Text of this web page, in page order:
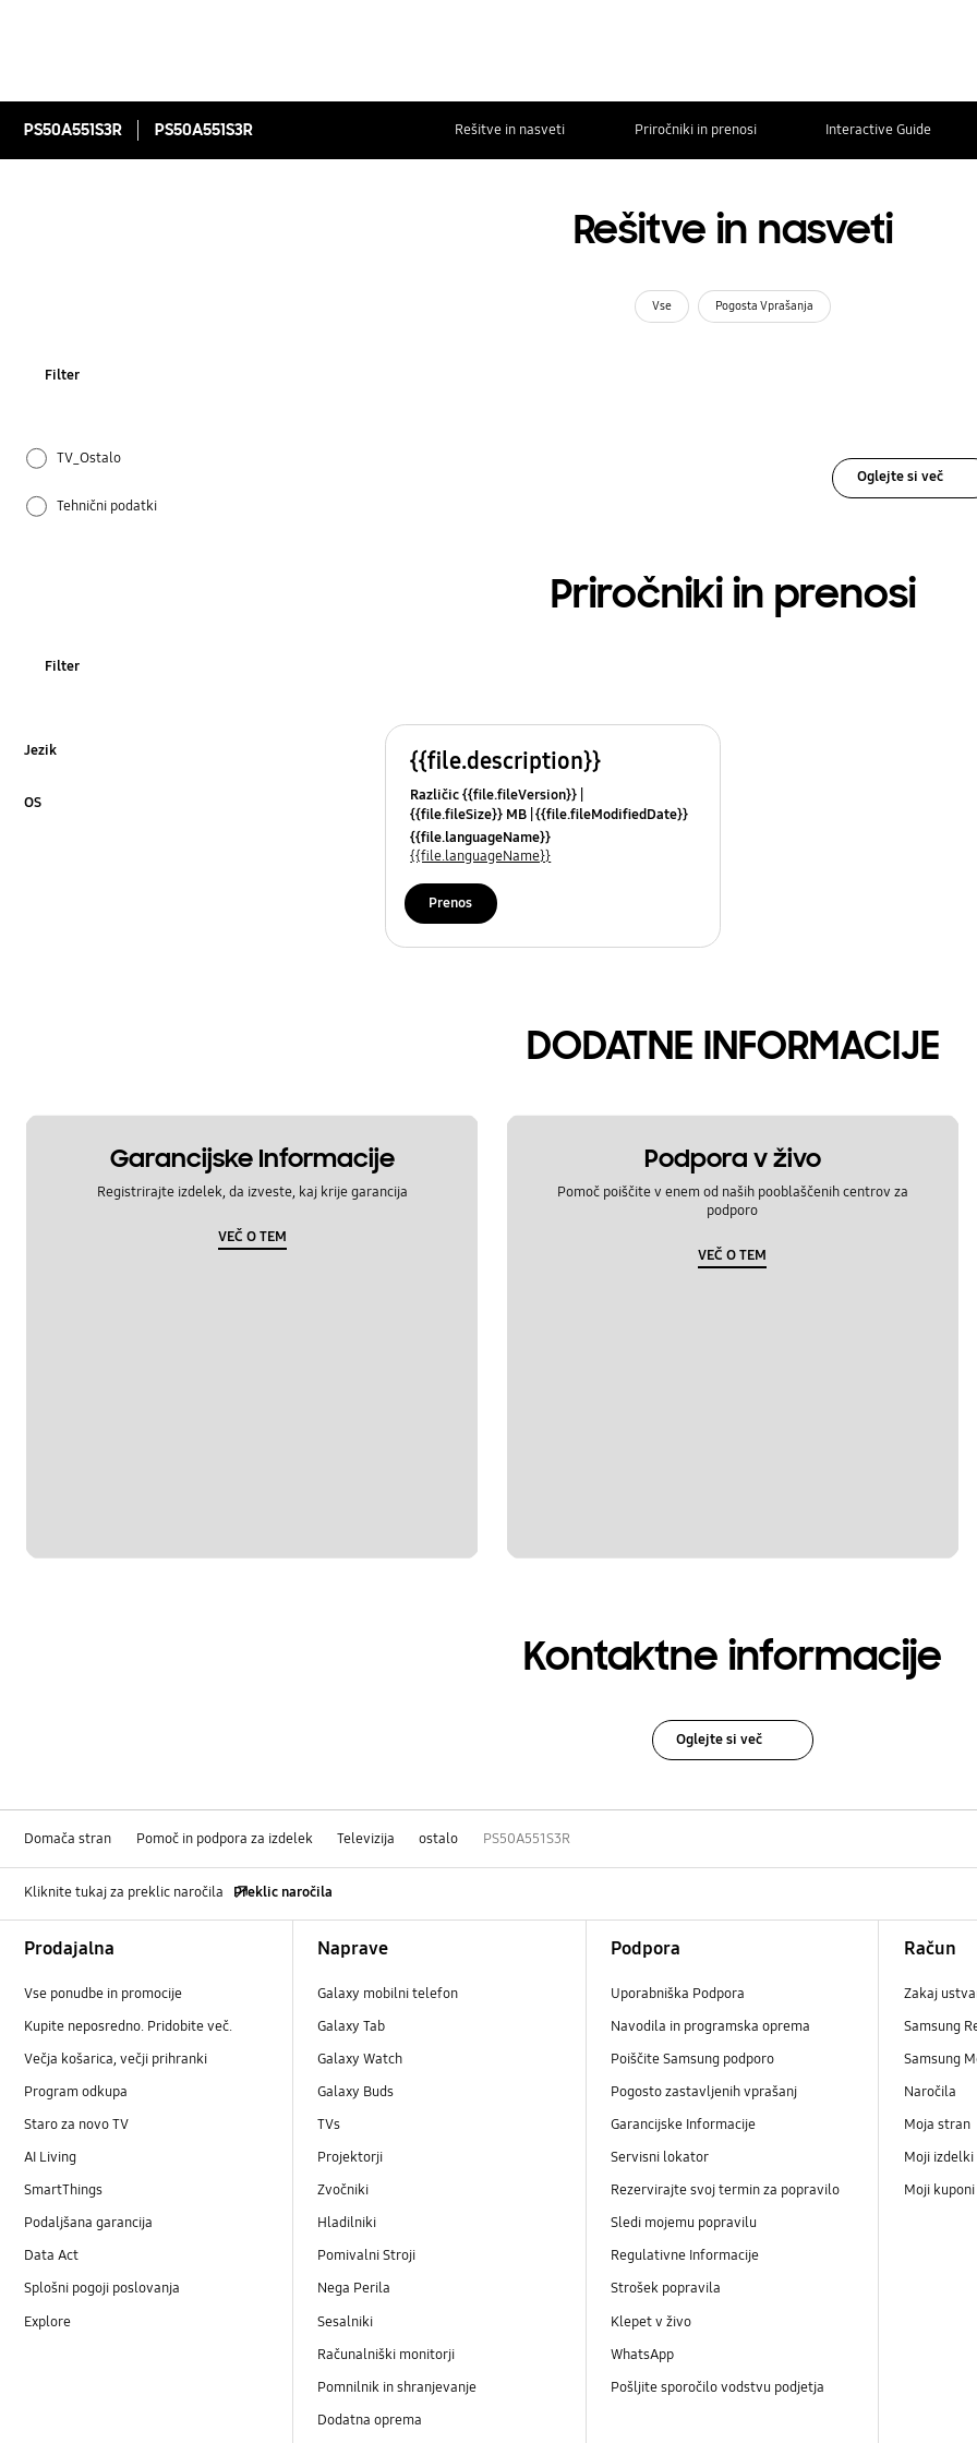
PS50A551S3R PS50A551S3R Rešitve in nasveti Priročniki in prenosi Interactive Guide
Rešitve in nasveti
Vse Pogosta Vprašanja
Filter
TV_Ostalo
Tehnični podatki
Oglejte si več
Priročniki in prenosi
Filter
Jezik
OS
{{file.description}}
Različic {{file.fileVersion}}
{{file.fileSize}} MB {{file.fileModifiedDate}}
{{file.osNames}}
{{file.languageName}}
{{file.languageName}}
Prenos
DODATNE INFORMACIJE
Garancijske Informacije
Registrirajte izdelek, da izveste, kaj krije garancija
VEČ O TEM
Podpora v živo
Pomoč poiščite v enem od naših pooblaščenih centrov za
podporo
VEČ O TEM
Kontaktne informacije
Oglejte si več
Domača stran Pomoč in podpora za izdelek Televizija ostalo PS50A551S3R
Kliknite tukaj za preklic naročila Preklic naročila
Prodajalna
Vse ponudbe in promocije
Kupite neposredno. Pridobite več.
Večja košarica, večji prihranki
Program odkupa
Staro za novo TV
AI Living
SmartThings
Podaljšana garancija
Data Act
Splošni pogoji poslovanja
Explore
Naprave
Galaxy mobilni telefon
Galaxy Tab
Galaxy Watch
Galaxy Buds
TVs
Projektorji
Zvočniki
Hladilniki
Pomivalni Stroji
Nega Perila
Sesalniki
Računalniški monitorji
Pomnilnik in shranjevanje
Dodatna oprema
Podpora
Uporabniška Podpora
Navodila in programska oprema
Poiščite Samsung podporo
Pogosto zastavljenih vprašanj
Garancijske Informacije
Servisni lokator
Rezervirajte svoj termin za popravilo
Sledi mojemu popravilu
Regulativne Informacije
Strošek popravila
Klepet v živo
WhatsApp
Pošljite sporočilo vodstvu podjetja
Račun
Zakaj
Samsung
Samsung
Naročila
Moja stran
Moji izdelki
Moji kuponi